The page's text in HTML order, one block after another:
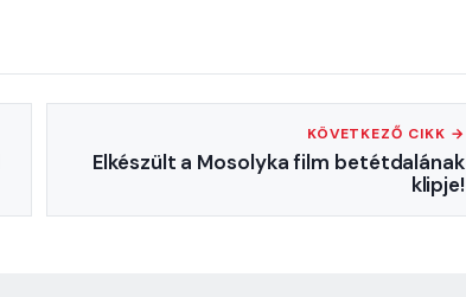
KÖVETKEZŐ CIKK →
Elkészült a Mosolyka film betétdalának
klipje!